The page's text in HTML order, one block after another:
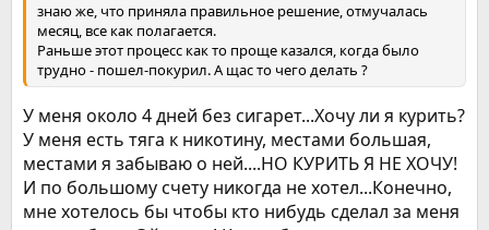
знаю же, что приняла правильное решение, отмучалась
месяц, все как полагается.
Раньше этот процесс как то проще казался, когда было
трудно - пошел-покурил. А щас то чего делать ?
У меня около 4 дней без сигарет...Хочу ли я курить?
У меня есть тяга к никотину, местами большая,
местами я забываю о ней....НО КУРИТЬ Я НЕ ХОЧУ!
И по большому счету никогда не хотел...Конечно,
мне хотелось бы чтобы кто нибудь сделал за меня